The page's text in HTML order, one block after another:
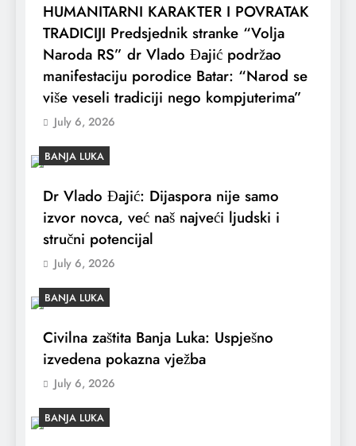
HUMANITARNI KARAKTER I POVRATAK
TRADICIJI Predsjednik stranke “Volja
Naroda RS” dr Vlado Đajić podržao
manifestaciju porodice Batar: “Narod se
više veseli tradiciji nego kompjuterima”
July 6, 2026
BANJA LUKA
Dr Vlado Đajić: Dijaspora nije samo
izvor novca, već naš najveći ljudski i
stručni potencijal
July 6, 2026
BANJA LUKA
Civilna zaštita Banja Luka: Uspješno
izvedena pokazna vježba
July 6, 2026
BANJA LUKA